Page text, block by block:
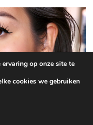
op onze site te
cookies we gebruiken